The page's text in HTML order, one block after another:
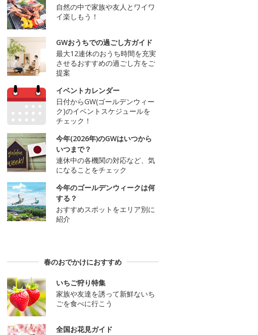
自然の中で家族や友人とワイワ
イ楽しもう！
GWおうちでの過ごし方ガイド
最大12連休のおうち時間を充実
させるおすすめの過ごし方をご
提案
イベントカレンダー
日付からGW(ゴールデンウィー
ク)のイベントスケジュールを
チェック！
今年(2026年)のGWはいつから
いつまで？
連休中の各機関の対応など、気
になることをチェック
今年のゴールデンウィークは何
する？
おすすめスポットをエリア別に
紹介
春のおでかけにおすすめ
いちご狩り特集
家族や友達を誘って新鮮ないち
ごを食べに行こう
全国お花見ガイド